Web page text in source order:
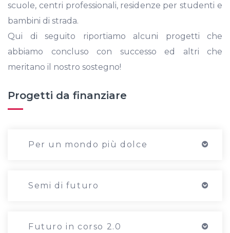
scuole, centri professionali, residenze per studenti e
bambini di strada.
Qui di seguito riportiamo alcuni progetti che
abbiamo concluso con successo ed altri che
meritano il nostro sostegno!
Progetti da finanziare
Per un mondo più dolce
Semi di futuro
Futuro in corso 2.0